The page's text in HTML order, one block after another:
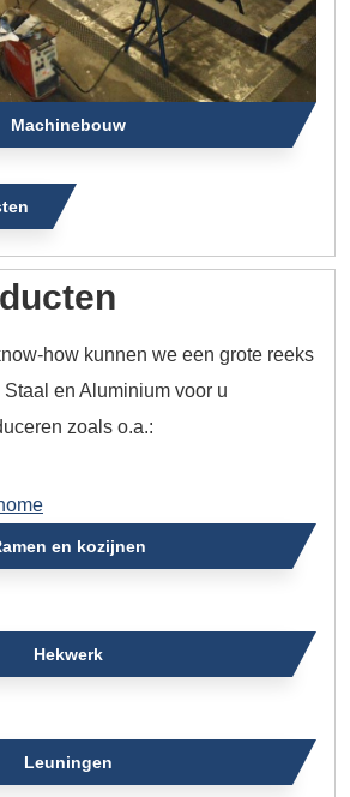
Machinebouw
how kunnen we een grote reeks
en Aluminium voor u
zoals o.a.:
en kozijnen
Hekwerk
Leuningen